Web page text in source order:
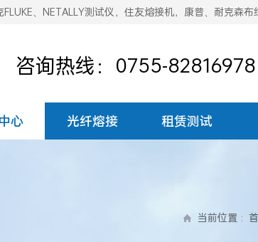
、NETALLY测试仪，住友熔接机，康普、耐克森布
咨询热线：0755-82816978
心 光纤熔接 租赁测试
当前位置 :